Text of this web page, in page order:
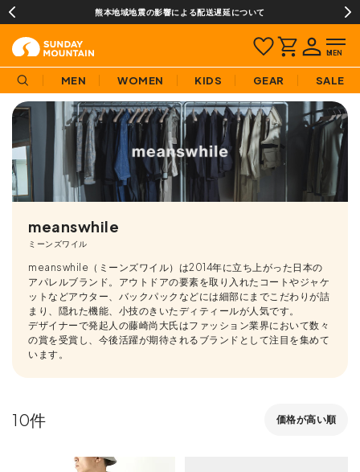
熊本地域地震の影響による配送遅延について
MEN WOMEN KIDS GEAR SALE
meanswhile
ミーンズワイル
meanswhile（ミーンズワイル）は2014年に立ち上がった日本の
アパレルブランド。アウトドアの要素を取り入れたコートやジャケ
ットなどアウター、バックパックなどには細部にまでこだわりが詰
まり、隠れた機能、小技のきいたディティールが人気です。
デザイナーで発起人の藤崎尚大氏はファッション業界において数々
の賞を受賞し、今後活躍が期待されるブランドとして注目を集めて
います。
価格が高い順
10